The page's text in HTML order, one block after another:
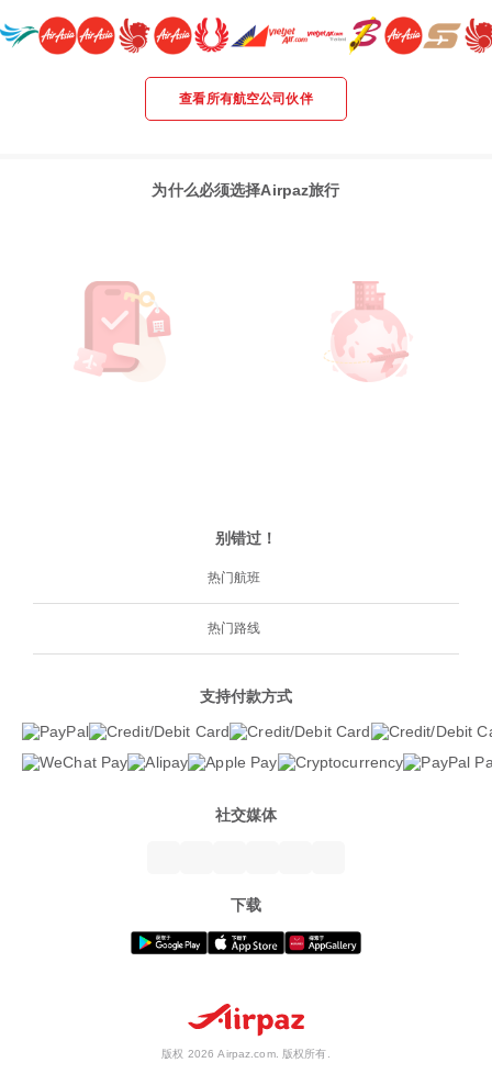
查看所有航空公司伙伴
为什么必须选择Airpaz旅行
别错过！
热门航班
热门路线
支持付款方式
社交媒体
下载
版权 2026 Airpaz.com. 版权所有.